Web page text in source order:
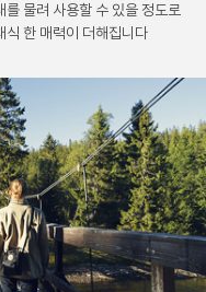
를 물려 사용할 수 있을 정도로
식 한 매력이 더해집니다